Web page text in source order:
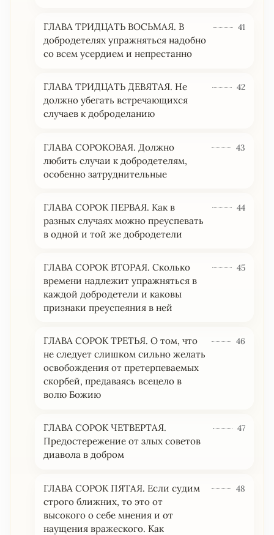
ГЛАВА ТРИДЦАТЬ ВОСЬМАЯ. В
добродетелях упражняться надобно
со всем усердием и непрестанно
41
ГЛАВА ТРИДЦАТЬ ДЕВЯТАЯ. Не
должно убегать встречающихся
случаев к доброделанию
42
ГЛАВА СОРОКОВАЯ. Должно
любить случаи к добродетелям,
особенно затруднительные
43
ГЛАВА СОРОК ПЕРВАЯ. Как в
разных случаях можно преуспевать
в одной и той же добродетели
44
ГЛАВА СОРОК ВТОРАЯ. Сколько
времени надлежит упражняться в
каждой добродетели и каковы
признаки преуспеяния в ней
45
ГЛАВА СОРОК ТРЕТЬЯ. О том, что
не следует слишком сильно желать
освобождения от претерпеваемых
скорбей, предаваясь всецело в
волю Божию
46
ГЛАВА СОРОК ЧЕТВЕРТАЯ.
Предостережение от злых советов
диавола в добром
47
ГЛАВА СОРОК ПЯТАЯ. Если судим
строго ближних, то это от
высокого о себе мнения и от
наущения вражеского. Как
48